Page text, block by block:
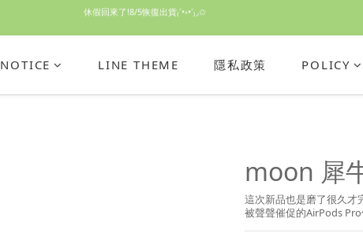
休假回來了!8/5恢復出貨₍˄•༝•˄₎◞✩
手機殼皆為預購需等7天左右喔!
亮綠澎澎夾棉立體相機包 預購中! 製作有點延遲預計八月中出貨
NOTICE LINE THEME 隱私政策 POLICY
moon 犀
這次新品也是磨了很久才
被聲聲催促的AirPods